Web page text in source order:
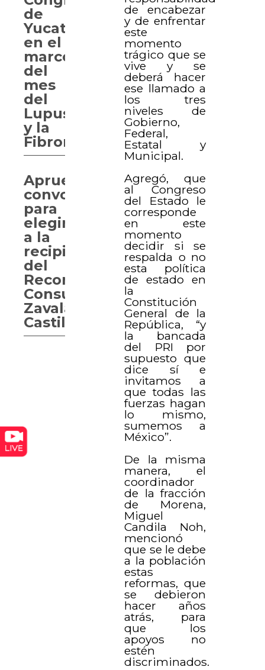
de encabezar
y de enfrentar
este
momento
trágico que se
vive y se
deberá hacer
ese llamado a
los tres
niveles de
Gobierno,
Federal,
Estatal y
Municipal.
Agregó, que
al Congreso
del Estado le
corresponde
en este
momento
decidir si se
respalda o no
esta política
de estado en
la
Constitución
General de la
República, “y
la bancada
del PRI por
supuesto que
dice sí e
invitamos a
que todas las
fuerzas hagan
lo mismo,
sumemos a
México”.
De la misma
manera, el
coordinador
de la fracción
de Morena,
Miguel
Candila Noh,
mencionó
que se le debe
a la población
estas
reformas, que
se debieron
hacer años
atrás, para
que los
apoyos no
estén
discriminados.
de
Yucatán
en el
marco
del
mes
del
Lupus
y la
Fibromialgia
Aprueban
convocatoria
para
elegir
a la
recipiendaria
del
Reconocimiento
Consuelo
Zavala
Castillo